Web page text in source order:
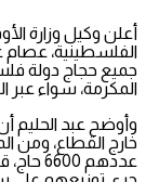
أعلن وكيل وزارة
الفلسطينية، عصام
جميع حجاج دولة
المكرمة، سواء عبر
وأوضح عبد الحليم
خارج القطاع، ومن
عددهم